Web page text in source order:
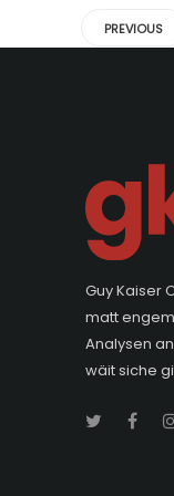
PREVIOUS
Guy Kaiser
matt
Analysen
wäit siche